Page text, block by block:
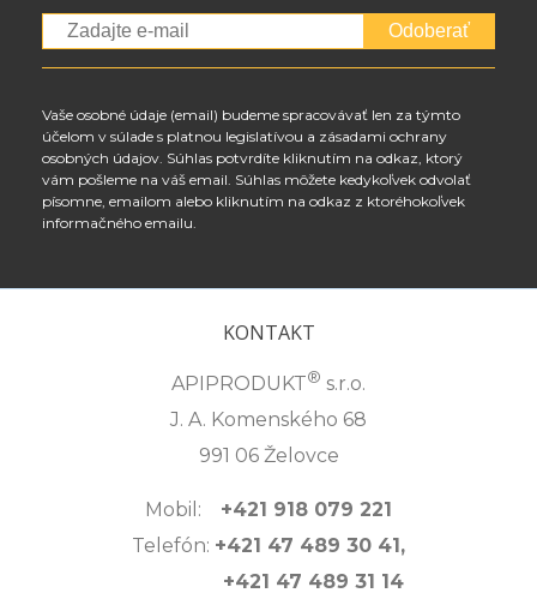
Odoberať
Vaše osobné údaje (email) budeme spracovávať len za týmto
účelom v súlade s platnou legislatívou a zásadami ochrany
osobných údajov. Súhlas potvrdíte kliknutím na odkaz, ktorý
vám pošleme na váš email. Súhlas môžete kedykoľvek odvolať
písomne, emailom alebo kliknutím na odkaz z ktoréhokoľvek
informačného emailu.
KONTAKT
APIPRODUKT® s.r.o.
J. A. Komenského 68
991 06 Želovce
Mobil: +421 918 079 221
Telefón: +421 47 489 30 41,
+421 47 489 31 14